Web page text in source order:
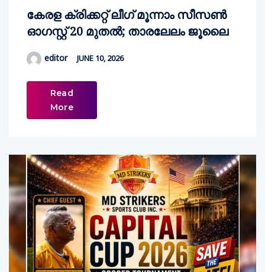
കേരള ക്രിക്കറ്റ് ലീഗ് മൂന്നാം സീസണ്‍
ഓഗസ്റ്റ് 20 മുതല്‍; താരലേലം ജൂലൈ
editor JUNE 10, 2026
Read
More